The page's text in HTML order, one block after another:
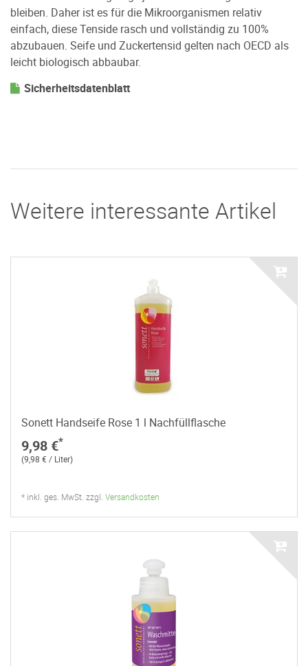
bleiben. Daher ist es für die Mikroorganismen relativ
einfach, diese Tenside rasch und vollständig zu 100%
abzubauen. Seife und Zuckertensid gelten nach OECD als
leicht biologisch abbaubar.
Sicherheitsdatenblatt
Weitere interessante Artikel
Sonett Handseife Rose 1 l Nachfüllflasche
9,98 €*
(9,98 € / Liter)
* inkl. ges. MwSt. zzgl. Versandkosten